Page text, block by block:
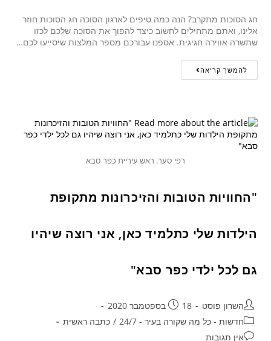
חג הסוכות מתקרב? הנה כמה טיפים לארגון הסוכה חג הסוכות חוזר
אלינו, ואתם מתחילים לחשוב כיצד להפוך את הסוכה שלכם לכזו
שתשרה אווירה חגיגית. אספנו עבורכם מספר המלצות שיסייעו לכם…
להמשך קריאה
רפי סער. ראש עיריית כפר סבא
"החוויות הטובות והזיכרונות מתקופת
הילדות שלי כתלמיד כאן, אני רוצה שיהיו
גם לכל ילדי כפר סבא"
השרון פוסט
18 בספטמבר 2020
חדשות - כל מה שקורה בעיר - 24/7
/ כתבה ראשית
אין תגובות